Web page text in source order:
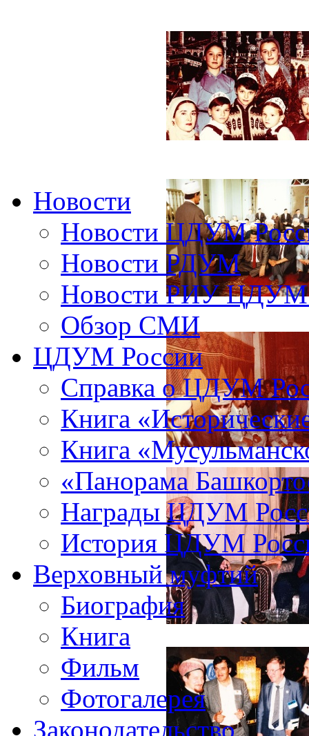
Новости
Новости ЦДУМ
Новости РДУМ
Новости РИУ ЦДУМ
Обзор СМИ
ЦДУМ России
Справка о ЦДУМ
Книга
Книга
«Панорама
Награды ЦДУМ
История ЦДУМ
Верховный муфтий
Биография
Книга
Фильм
Фотогалерея
Законодательство